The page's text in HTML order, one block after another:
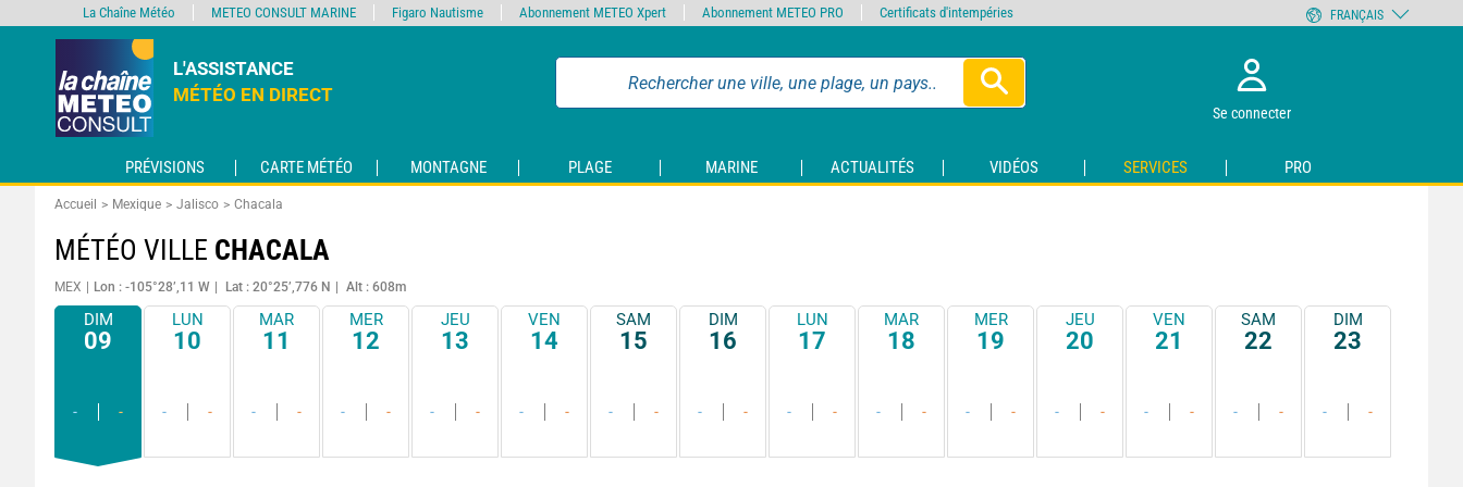
L'ASSISTANCE
MÉTÉO EN DIRECT
Se connecter
PRÉVISIONS CARTE MÉTÉO MONTAGNE PLAGE MARINE ACTUALITÉS VIDÉOS SERVICES PRO
Accueil Mexique Jalisco Chacala
MÉTÉO VILLE CHACALA
MEX Lon : -105°28’,11 W Lat : 20°25’,776 N Alt : 608m
DIM
09
- -
LUN
10
- -
MAR
11
- -
MER
12
- -
JEU
13
- -
VEN
14
- -
SAM
15
- -
DIM
16
- -
LUN
17
- -
MAR
18
- -
MER
19
- -
JEU
20
- -
VEN
21
- -
SAM
22
- -
DIM
23
- -
La Chaîne Météo METEO CONSULT MARINE Figaro Nautisme Abonnement METEO Xpert Abonnement METEO PRO Certificats d'intempéries FRANÇAIS